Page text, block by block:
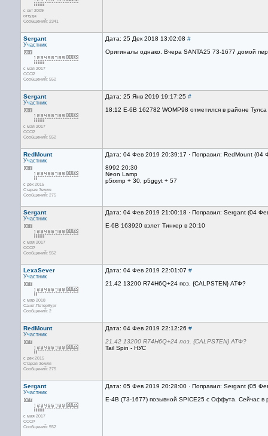
с окт 2009
оттуда
Сообщений: 2341
Sergant
Участник
с мая 2017
CCCP
Сообщений: 552
Дата: 25 Дек 2018 13:02:08 #
Оригиналы однако. Вчера SANTA25 73-1677 домой
Sergant
Участник
с мая 2017
CCCP
Сообщений: 552
Дата: 25 Янв 2019 19:17:25 #
18:12 E-6B 162782 WOMP98 отметился в районе Тулса
RedMount
Участник
с дек 2015
Старая Земля
Сообщений: 275
Дата: 04 Фев 2019 20:39:17 · Поправил: RedMount (04
8992 20:30
Neon Lamp
p5rxmp + 30, p5ggyt + 57
Sergant
Участник
с мая 2017
CCCP
Сообщений: 552
Дата: 04 Фев 2019 21:00:18 · Поправил: Sergant (04
Е-6В 163920 взлет Тинкер в 20:10
LexaSever
Участник
с мар 2018
Санкт-Петербург
Сообщений: 2
Дата: 04 Фев 2019 22:01:07 #
21.42 13200 R74H6Q+24 поз. {CALPSTEN} АТФ?
RedMount
Участник
с дек 2015
Старая Земля
Сообщений: 275
Дата: 04 Фев 2019 22:12:26 #
21.42 13200 R74H6Q+24 поз. {CALPSTEN} АТФ?
Tail Spin - НУС
Sergant
Участник
с мая 2017
CCCP
Сообщений: 552
Дата: 05 Фев 2019 20:28:00 · Поправил: Sergant (05
E-4B (73-1677) позывной SPICE25 с Оффута. Сейчас в